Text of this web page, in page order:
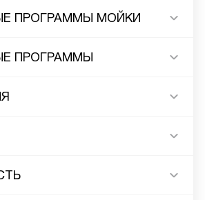
ПРОГРАММЫ МОЙКИ
ПРОГРАММЫ